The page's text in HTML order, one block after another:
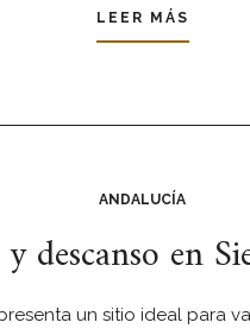
LEER MÁS
ANDALUCÍA
descanso en
un sitio ideal para